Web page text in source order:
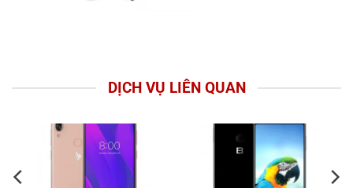
DỊCH VỤ LIÊN QUAN